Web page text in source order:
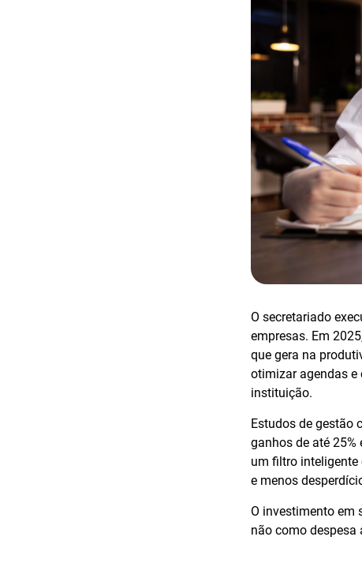
O secretariado
empresas. Em
que gera na
otimizar agendas e
instituição.
Estudos de gestão
ganhos de até
um filtro inteligente
e menos
O investimento em
não como despesa